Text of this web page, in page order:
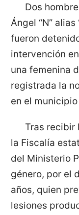
Dos
Ángel “N” alias
fueron
intervención
una femenina
registrada la
en el
Tras recibir
la Fiscalía
del Ministerio
género, por el
años, quien
lesiones